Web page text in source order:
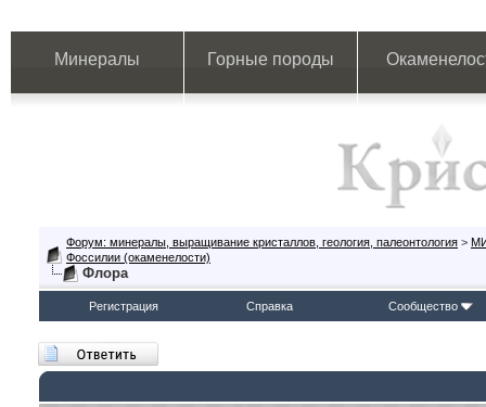
Минералы Горные породы
Форум: минералы, выращивание кристаллов, геология, палеонтология >
Фоссилии (окаменелости)
Флора
Регистрация Справка Сообщество